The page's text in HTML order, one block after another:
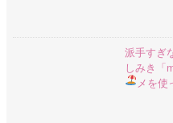
派手すぎ
しみき「
メを使